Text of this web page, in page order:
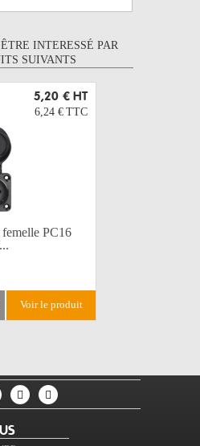
INTERESSÉ PAR
SUIVANTS
5,20 € HT
6,24 € TTC
femelle PC16
voir le produit